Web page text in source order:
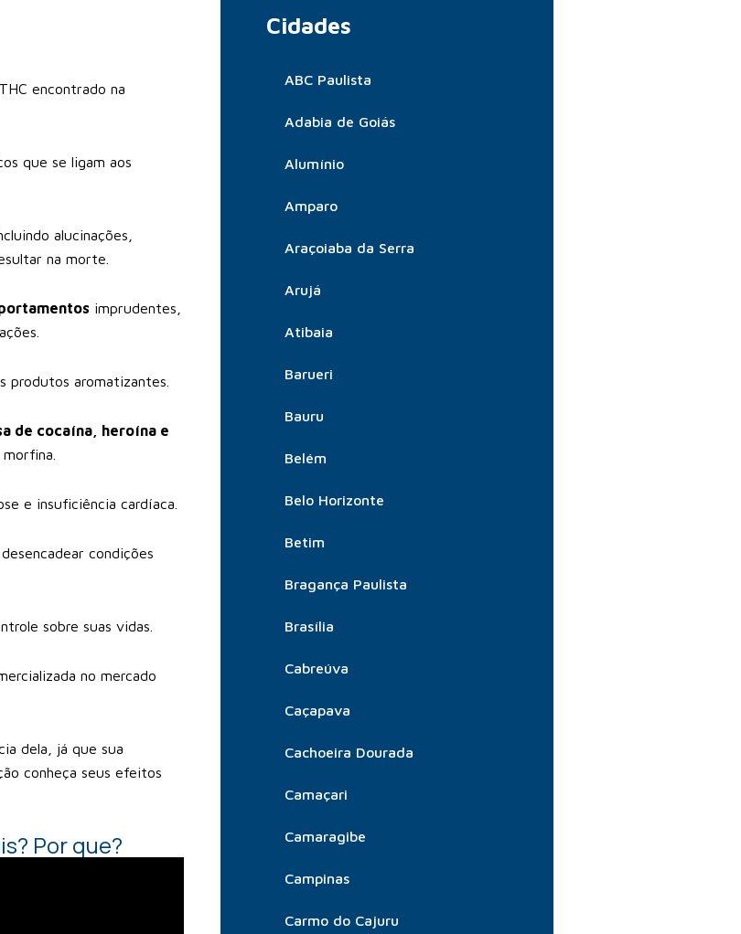
encontrado na
que se ligam aos
alucinações,
na morte.
imprudentes,
produtos aromatizantes.
de cocaína, heroína e
e insuficiência cardíaca.
condições
sobre suas vidas.
no mercado
dela, já que sua
conheça seus efeitos
Por que?
Cidades
ABC Paulista
Adabia de Goiás
Alumínio
Amparo
Araçoiaba da Serra
Arujá
Atibaia
Barueri
Bauru
Belém
Belo Horizonte
Betim
Bragança Paulista
Brasília
Cabreúva
Caçapava
Cachoeira Dourada
Camaçari
Camaragibe
Campinas
Carmo do Cajuru